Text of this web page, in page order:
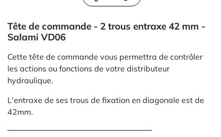
Tête de commande - 2 trous entraxe 42 mm -
Salami VD06
Cette tête de commande vous permettra de contrôler
les actions ou fonctions de votre distributeur
hydraulique.
L'entraxe de ses trous de fixation en diagonale est de
42mm.